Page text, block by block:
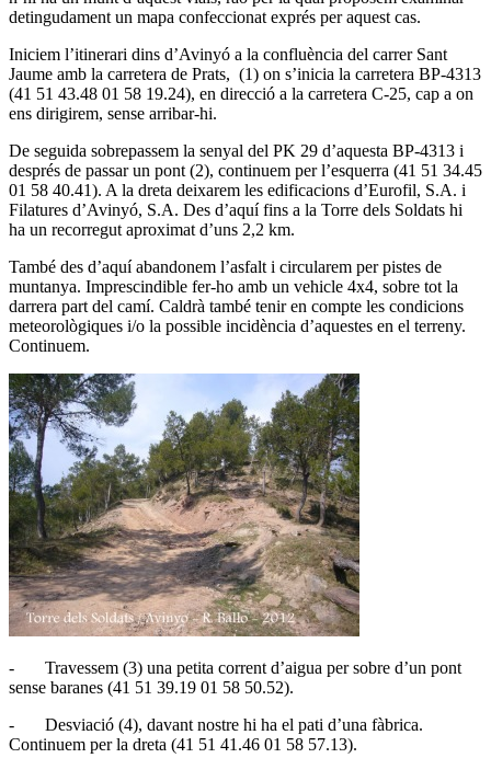
detingudament un mapa confeccionat exprés per aquest cas.
Iniciem l’itinerari dins d’Avinyó a la confluència del carrer Sant
Jaume amb la carretera de Prats, (1) on s’inicia la carretera BP-4313
(41 51 43.48 01 58 19.24), en direcció a la carretera C-25, cap a on
ens dirigirem, sense arribar-hi.
De seguida sobrepassem la senyal del PK 29 d’aquesta BP-4313 i
després de passar un pont (2), continuem per l’esquerra (41 51 34.45
01 58 40.41). A la dreta deixarem les edificacions d’Eurofil, S.A. i
Filatures d’Avinyó, S.A. Des d’aquí fins a la Torre dels Soldats hi
ha un recorregut aproximat d’uns 2,2 km.
També des d’aquí abandonem l’asfalt i circularem per pistes de
muntanya. Imprescindible fer-ho amb un vehicle 4x4, sobre tot la
darrera part del camí. Caldrà també tenir en compte les condicions
meteorològiques i/o la possible incidència d’aquestes en el terreny.
Continuem.
- Travessem (3) una petita corrent d’aigua per sobre d’un pont
sense baranes (41 51 39.19 01 58 50.52).
- Desviació (4), davant nostre hi ha el pati d’una fàbrica.
Continuem per la dreta (41 51 41.46 01 58 57.13).